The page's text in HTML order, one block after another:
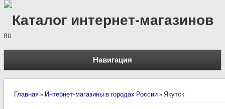
Каталог интернет-магазинов
RU
Навигация
Вы здесь
Главная » Интернет-магазины в городах России » Якутск